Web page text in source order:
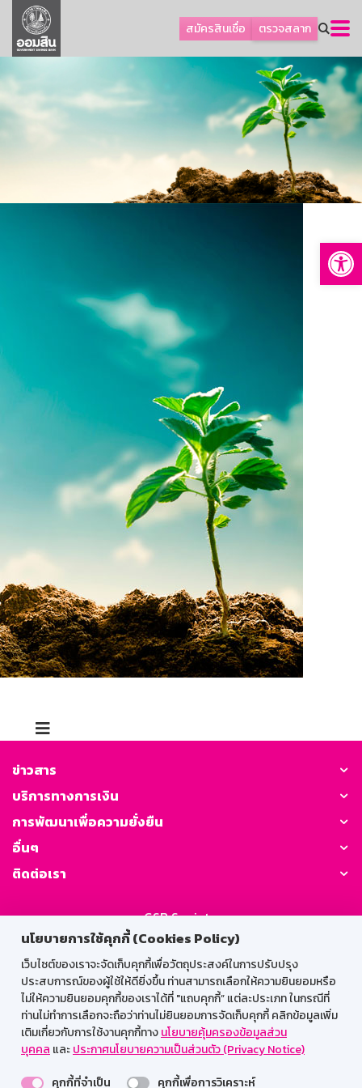
นโยบายการใช้คุกกี้ (Cookies Policy)
เว็บไซต์ของเราจะจัดเก็บคุกกี้เพื่อวัตถุประสงค์ในการปรับปรุง
ประสบการณ์ของผู้ใช้ให้ดียิ่งขึ้น ท่านสามารถเลือกให้ความยินยอมหรือ
ไม่ให้ความยินยอมคุกกี้ของเราได้ที่ "แถบคุกกี้” แต่ละประเภท ในกรณีที่
ท่านไม่ทำการเลือกจะถือว่าท่านไม่ยินยอมการจัดเก็บคุกกี้ คลิกข้อมูลเพิ่ม
เติมเกี่ยวกับการใช้งานคุกกี้ทางนโยบายคุ้มครองข้อมูลส่วน
บุคคล และประกาศนโยบายความเป็นส่วนตัว (Privacy Notice)
คุกกี้ที่จำเป็น
คุกกี้เพื่อการวิเคราะห์
สมัครสินเชื่อ ตรวจสลาก
ลูกค้าธุรกิจ
ลูกค้าผู้ประกอบรายย่อย
ออมเพื่อสุข
เกี่ยวกับธนาคาร
การพัฒนาที่ยั่งยืน
บริการออนไลน์
TH
EN
GSB Society
ข่าวสาร
บริการทางการเงิน
การพัฒนาเพื่อความยั่งยืน
อื่นๆ
ติดต่อเรา
GSB Society:
สำหรับพนักงาน
Web HR
GSB Wisdom
M-Search
เข้าสู่ระบบเน็ตเมล